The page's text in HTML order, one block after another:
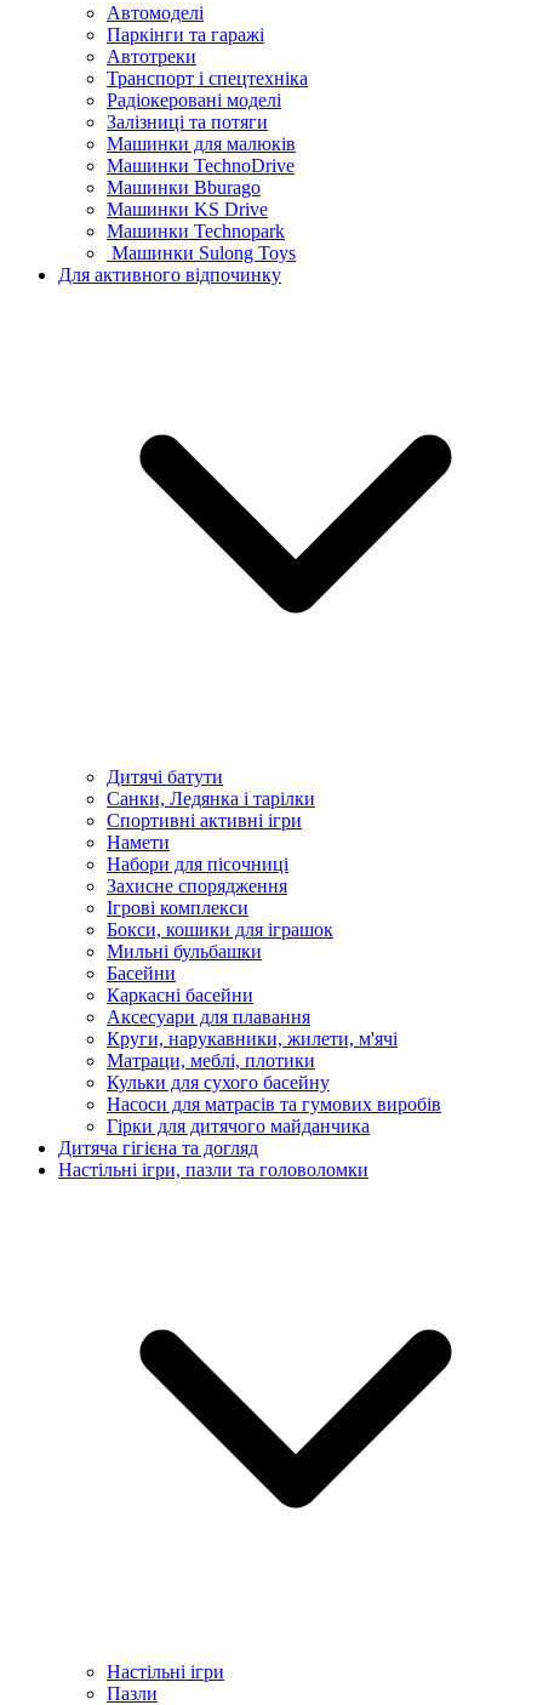
Автомоделі
Паркінги та гаражі
Автотреки
Транспорт і спецтехніка
Радіокеровані моделі
Залізниці та потяги
Машинки для малюків
Машинки TechnoDrive
Машинки Bburago
Машинки KS Drive
Машинки Technopark
Машинки Sulong Toys
Для активного відпочинку
Дитячі батути
Санки, Ледянка і тарілки
Спортивні активні ігри
Намети
Набори для пісочниці
Захисне спорядження
Ігрові комплекси
Бокси, кошики для іграшок
Мильні бульбашки
Басейни
Каркасні басейни
Аксесуари для плавання
Круги, нарукавники, жилети, м'ячі
Матраци, меблі, плотики
Кульки для сухого басейну
Насоси для матрасів та гумових виробів
Гірки для дитячого майданчика
Дитяча гігієна та догляд
Настільні ігри, пазли та головоломки
Настільні ігри
Пазли